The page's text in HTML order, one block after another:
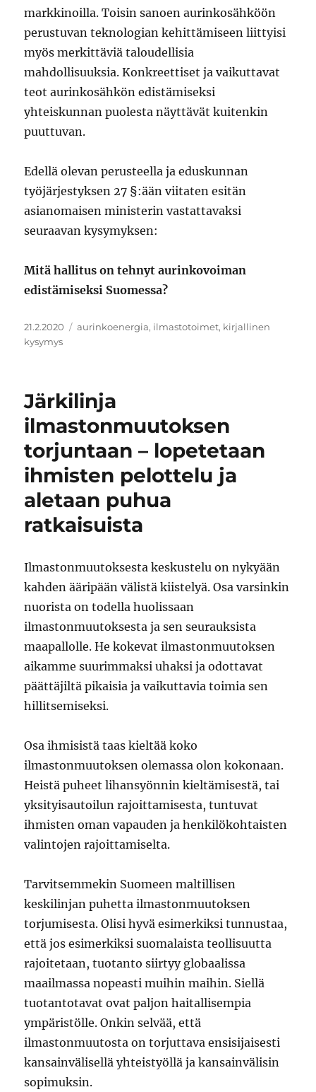
markkinoilla. Toisin sanoen aurinkosähköön
perustuvan teknologian kehittämiseen liittyisi
myös merkittäviä taloudellisia
mahdollisuuksia. Konkreettiset ja vaikuttavat
teot aurinkosähkön edistämiseksi
yhteiskunnan puolesta näyttävät kuitenkin
puuttuvan.
Edellä olevan perusteella ja eduskunnan
työjärjestyksen 27 §:ään viitaten esitän
asianomaisen ministerin vastattavaksi
seuraavan kysymyksen:
Mitä hallitus on tehnyt aurinkovoiman
edistämiseksi Suomessa?
Julkaistu
21.2.2020 Avainsanat
aurinkoenergia, ilmastotoimet, kirjallinen
kysymys
Järkilinja
ilmastonmuutoksen
torjuntaan – lopetetaan
ihmisten pelottelu ja
aletaan puhua
ratkaisuista
Ilmastonmuutoksesta keskustelu on nykyään
kahden ääripään välistä kiistelyä. Osa varsinkin
nuorista on todella huolissaan
ilmastonmuutoksesta ja sen seurauksista
maapallolle. He kokevat ilmastonmuutoksen
aikamme suurimmaksi uhaksi ja odottavat
päättäjiltä pikaisia ja vaikuttavia toimia sen
hillitsemiseksi.
Osa ihmisistä taas kieltää koko
ilmastonmuutoksen olemassa olon kokonaan.
Heistä puheet lihansyönnin kieltämisestä, tai
yksityisautoilun rajoittamisesta, tuntuvat
ihmisten oman vapauden ja henkilökohtaisten
valintojen rajoittamiselta.
Tarvitsemmekin Suomeen maltillisen
keskilinjan puhetta ilmastonmuutoksen
torjumisesta. Olisi hyvä esimerkiksi tunnustaa,
että jos esimerkiksi suomalaista teollisuutta
rajoitetaan, tuotanto siirtyy globaalissa
maailmassa nopeasti muihin maihin. Siellä
tuotantotavat ovat paljon haitallisempia
ympäristölle. Onkin selvää, että
ilmastonmuutosta on torjuttava ensisijaisesti
kansainvälisellä yhteistyöllä ja kansainvälisin
sopimuksin.